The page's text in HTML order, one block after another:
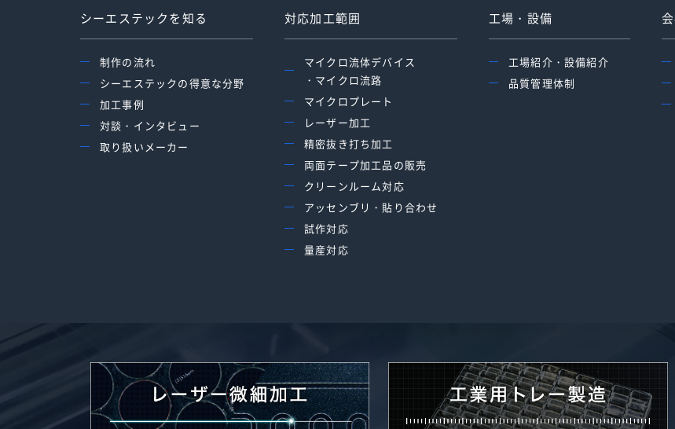
シーエステックを知る
制作の流れ
シーエステックの得意な分野
加工事例
対談・インタビュー
取り扱いメーカー
対応加工範囲
マイクロ流体デバイス
・マイクロ流路
マイクロプレート
レーザー加工
精密抜き打ち加工
両面テープ加工品の販売
クリーンルーム対応
アッセンブリ・貼り合わせ
試作対応
量産対応
工場・設備
工場紹介・設備紹介
品質管理体制